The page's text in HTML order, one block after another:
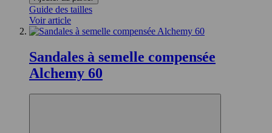
Guide des tailles
Voir article
Sandales à semelle compensée
Alchemy 60